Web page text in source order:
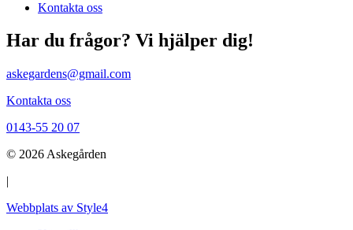
Kontakta oss
Har du frågor? Vi hjälper dig!
askegardens@gmail.com
Kontakta oss
0143-55 20 07
© 2026 Askegården
|
Webbplats av Style4